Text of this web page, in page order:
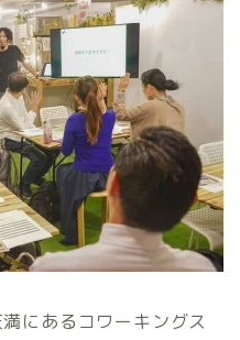
にあるコワーキングス